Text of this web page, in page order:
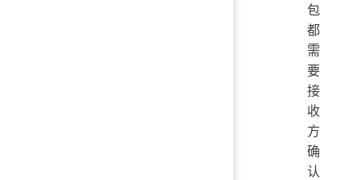
包
都
需
要
接
收
方
确
认